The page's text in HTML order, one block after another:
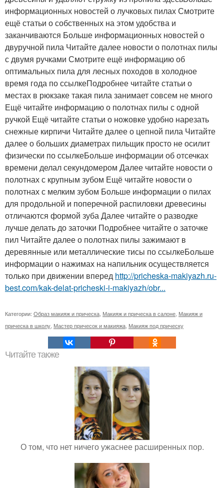
информационных новостей о лучковых пилах Смотрите
ещё статьи о собственных на этом удобства и
заканчиваются Больше информационных новостей о
двуручной пила Читайте далее новости о полотнах пилы
с двумя ручками Смотрите ещё информацию об
оптимальных пила для лесных походов в холодное
время года по ссылкеПодробнее читайте статьи о
местах в рюкзаке такая пила занимает совсем не много
Ещё читайте информацию о полотнах пилы с одной
ручкой Ещё читайте статьи о ножовке удобно нарезать
снежные кирпичи Читайте далее о цепной пила Читайте
далее о больших диаметрах пильщик просто не осилит
физически по ссылкеБольше информации об отсечках
времени делал секундомером Далее читайте новости о
полотнах с крупным зубом Ещё читайте новости о
полотнах с мелким зубом Больше информации о пилах
для продольной и поперечной распиловки древесины
отличаются формой зуба Далее читайте о разводке
лучше делать до заточки Подробнее читайте о заточке
пил Читайте далее о полотнах пилы зажимают в
деревянные или металлические тисы по ссылкеБольше
информации о нажимах на напильник осуществляется
только при движении вперед http://pricheska-makiyazh.ru-
best.com/kak-delat-pricheski-i-makiyazh/obr...
Категории: Образ макияж и прическа Макияж и прическа в салоне Макияж и
прическа в школу Мастер причесок и макияжа Макияж под прическу
Читайте также
О том, что нет ничего ужаснее расширенных пор.